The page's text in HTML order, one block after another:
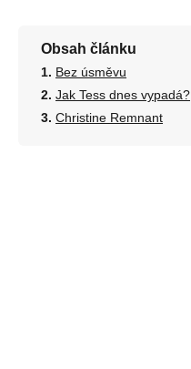
Obsah článku
Bez úsměvu
Jak Tess dnes vypadá?
Christine Remnant